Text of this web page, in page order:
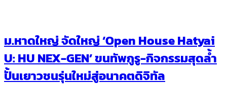
ม.หาดใหญ่ จัดใหญ่ ‘Open House Hatyai
U: HU NEX-GEN’ ขนทัพกูรู-กิจกรรมสุดล้ำ
ปั้นเยาวชนรุ่นใหม่สู่อนาคตดิจิทัล